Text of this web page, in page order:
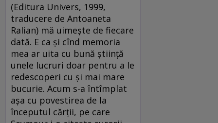
(Editura Univers, 1999,
traducere de Antoaneta
Ralian) mă uimeşte de fiecare
dată. E ca şi cînd memoria
mea ar uita cu bună ştiinţă
unele lucruri doar pentru a le
redescoperi cu şi mai mare
bucurie. Acum s-a întîmplat
aşa cu povestirea de la
începutul cărţii, pe care